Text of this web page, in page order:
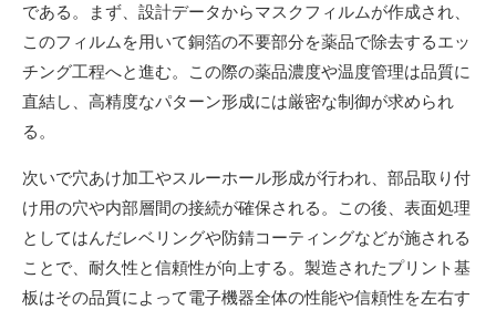
である。まず、設計データからマスクフィルムが作成され、
このフィルムを用いて銅箔の不要部分を薬品で除去するエッ
チング工程へと進む。この際の薬品濃度や温度管理は品質に
直結し、高精度なパターン形成には厳密な制御が求められ
る。
次いで穴あけ加工やスルーホール形成が行われ、部品取り付
け用の穴や内部層間の接続が確保される。この後、表面処理
としてはんだレベリングや防錆コーティングなどが施される
ことで、耐久性と信頼性が向上する。製造されたプリント基
板はその品質によって電子機器全体の性能や信頼性を左右す